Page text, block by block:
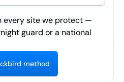
every site we protect —
guard or a national
ckbird method